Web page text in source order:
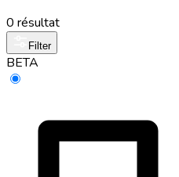
0 résultat
Filter
BETA